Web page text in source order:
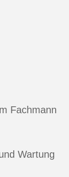
Fachmann
Wartung